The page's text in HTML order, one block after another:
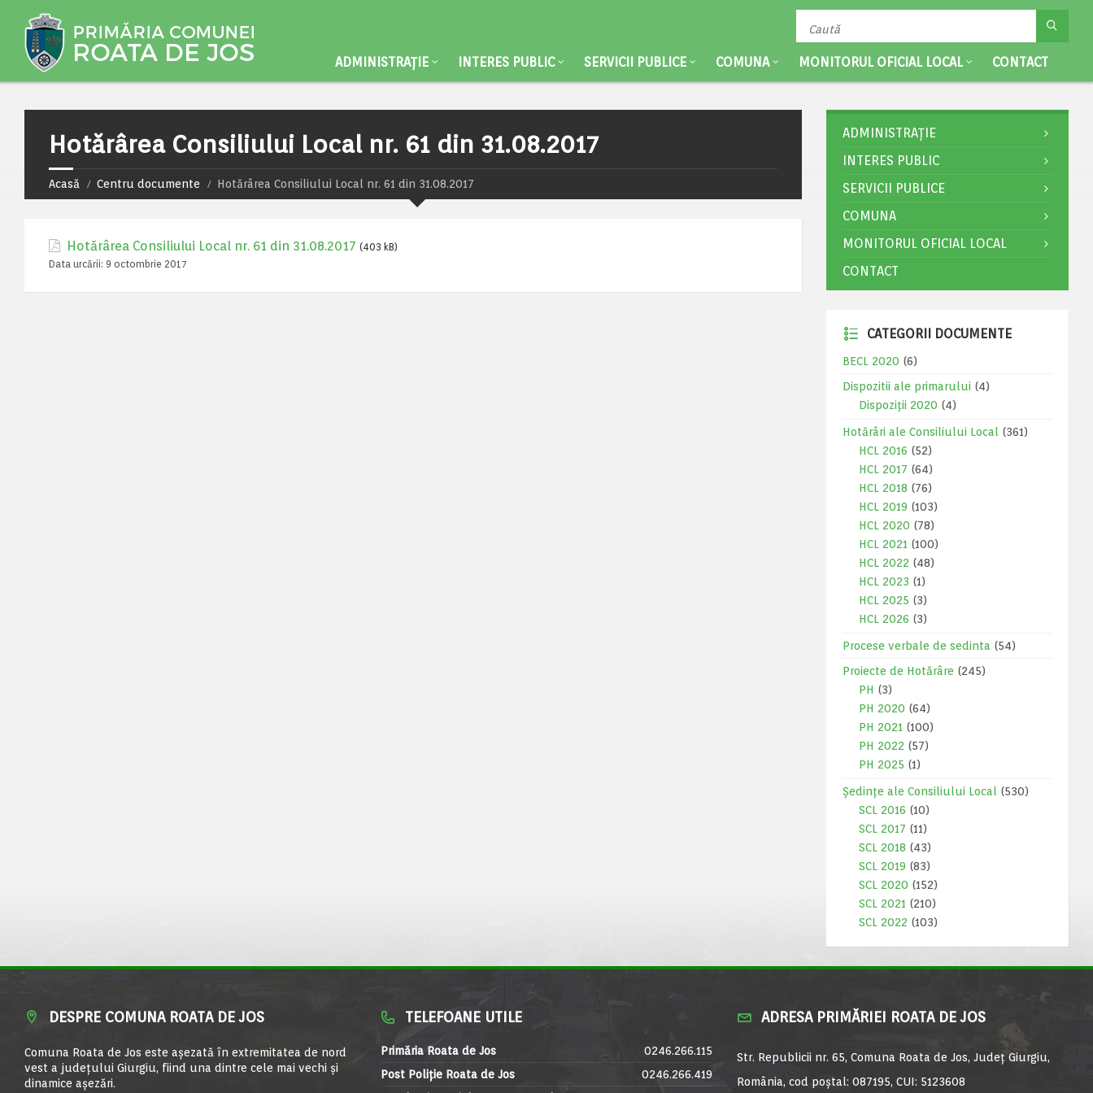
ADMINISTRAȚIE INTERES PUBLIC SERVICII PUBLICE COMUNA MONITORUL OFICIAL LOCAL CONTACT
Hotărârea Consiliului Local nr. 61 din 31.08.2017
Acasă Centru documente Hotărârea Consiliului Local nr. 61 din 31.08.2017
Hotărârea Consiliului Local nr. 61 din 31.08.2017 (403 kB)
Data urcării: 9 octombrie 2017
ADMINISTRAȚIE
INTERES PUBLIC
SERVICII PUBLICE
COMUNA
MONITORUL OFICIAL LOCAL
CONTACT
CATEGORII DOCUMENTE
BECL 2020 (6)
Dispozitii ale primarului (4)
Dispoziții 2020 (4)
Hotărâri ale Consiliului Local
(361)
HCL 2016 (52)
HCL 2017 (64)
HCL 2018 (76)
HCL 2019 (103)
HCL 2020 (78)
HCL 2021 (100)
HCL 2022 (48)
HCL 2023 (1)
HCL 2025 (3)
HCL 2026 (3)
Procese verbale de sedinta (54)
Proiecte de Hotărâre (245)
PH (3)
PH 2020 (64)
PH 2021 (100)
PH 2022 (57)
PH 2025 (1)
Ședințe ale Consiliului Local
(530)
SCL 2016 (10)
SCL 2017 (11)
SCL 2018 (43)
SCL 2019 (83)
SCL 2020 (152)
SCL 2021 (210)
SCL 2022 (103)
DESPRE COMUNA ROATA DE JOS
Comuna Roata de Jos este aşezată în extremitatea de nord
vest a judeţului Giurgiu, fiind una dintre cele mai vechi şi
dinamice aşezări.
TELEFOANE UTILE
Primăria Roata de Jos
0246.266.115
Post Poliție Roata de Jos
0246.266.419
ADRESA PRIMĂRIEI ROATA DE JOS
Str. Republicii nr. 65, Comuna Roata de Jos, Județ Giurgiu,
România, cod poștal: 087195, CUI: 5123608